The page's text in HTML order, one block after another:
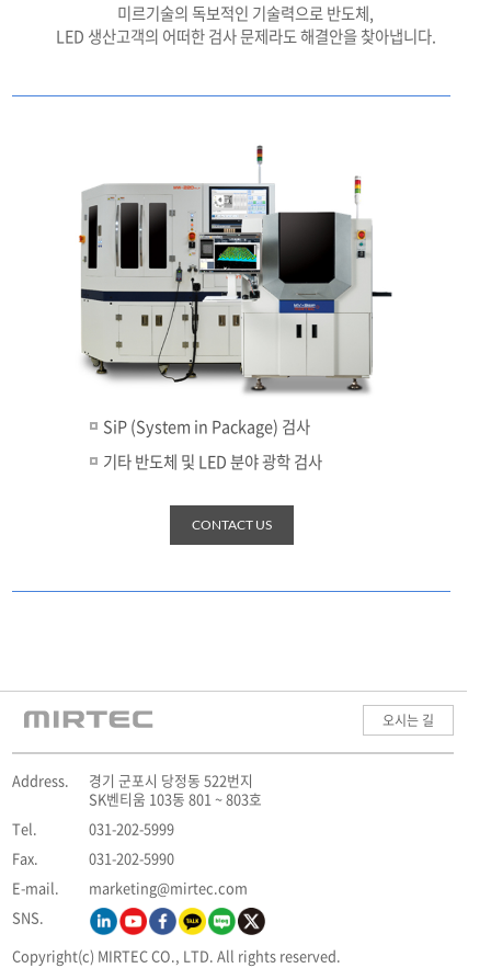
미르기술의 독보적인 기술력으로 반도체,
LED 생산고객의 어떠한 검사 문제라도 해결안을 찾아냅니다.
SiP (System in Package) 검사
기타 반도체 및 LED 분야 광학 검사
CONTACT US
오시는 길
Address.
경기 군포시 당정동 522번지
SK벤티움 103동 801 ~ 803호
Tel.
031-202-5999
Fax.
031-202-5990
E-mail.
marketing@mirtec.com
SNS.
Copyright(c) MIRTEC CO., LTD. All rights reserved.